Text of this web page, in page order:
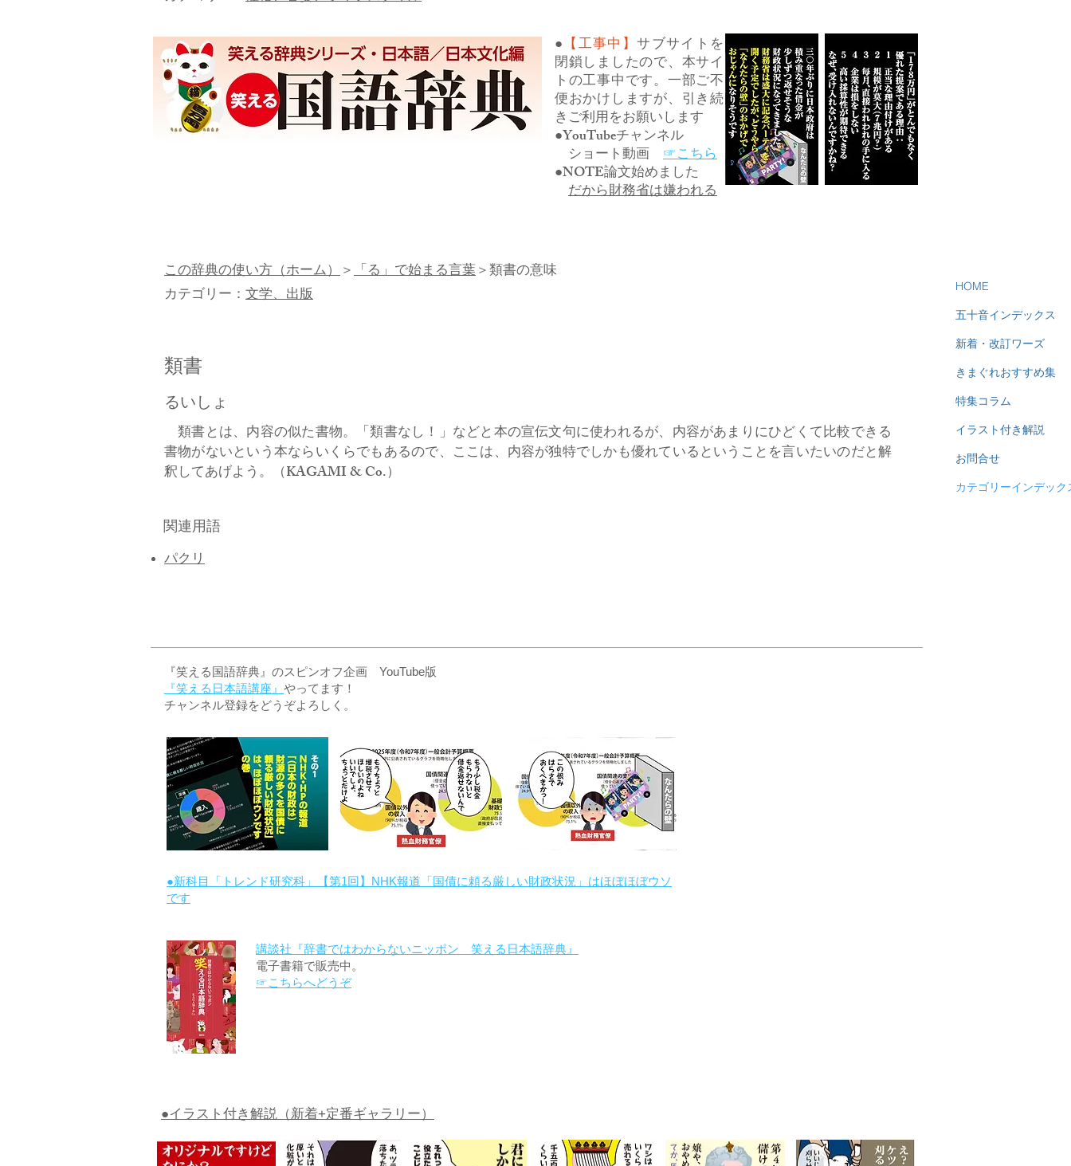
● 【工事中】サブサイトを
閉鎖しましたので、本サイ
トの工事中です。一部ご不
便おかけしますが、引き続
きご利用をお願いします
●YouTubeチャンネル
ショート動画 ☞こちら
●NOTE論文始めました
だから財務省は嫌われる
この辞典の使い方（ホーム）＞「る」で始まる言葉＞類書の意味
カテゴリー： 文学、出版
類書
るいしょ
類書とは、内容の似た書物。「類書なし！」などと本の宣伝文句に使われるが、内容があまりにひどくて比較できる
書物がないという本ならいくらでもあるので、ここは、内容が独特でしかも優れているということを言いたいのだと解
釈してあげよう。（KAGAMI & Co.）
関連用語
パクリ
HOME
五十音インデックス
新着・改訂ワーズ
きまぐれおすすめ集
特集コラム
イラスト付き解説
お問合せ
カテゴリーインデック
『笑える国語辞典』のスピンオフ企画 YouTube版
『笑える日本語講座』 やってます！
チャンネル登録をどうぞよろしく。
●新科目「トレンド研究科」【第1回】NHK報道「国債に頼る厳しい財政状況」はほぼほぼウソ
です
講談社『辞書ではわからないニッポン 笑える日本語辞典』
電子書籍で販売中。
☞こちらへどうぞ
●イラスト付き解説（新着+定番ギャラリー）